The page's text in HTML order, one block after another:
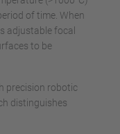
of time. When
adjustable focal
to be
precision robotic
distinguishes